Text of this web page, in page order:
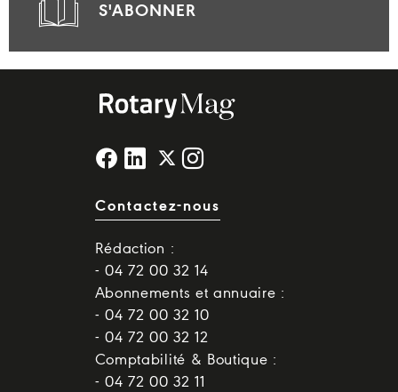
S'ABONNER
Contactez-nous
Rédaction :
- 04 72 00 32 14
Abonnements et annuaire :
- 04 72 00 32 10
- 04 72 00 32 12
Comptabilité & Boutique :
- 04 72 00 32 11